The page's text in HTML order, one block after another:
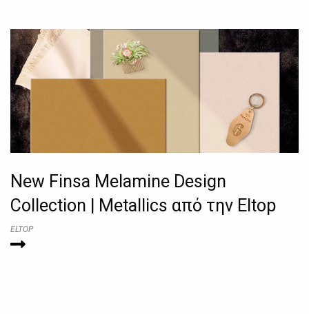
New Finsa Melamine Design
Collection | Metallics από την Eltop
ELTOP